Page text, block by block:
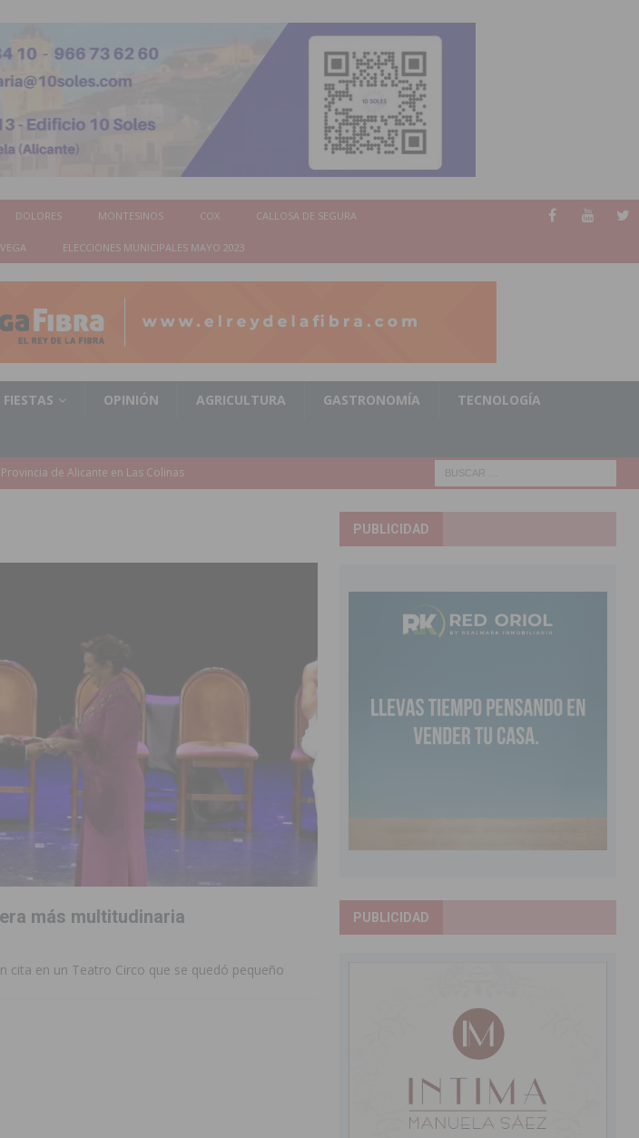
DOLORES MONTESINOS COX CALLOSA DE SEGURA
ELECCIONES MUNICIPALES MAYO 2023
FIESTAS OPINIÓN AGRICULTURA GASTRONOMÍA TECNOLOGÍA
del CEIP Pascual Andreu
Plan Edificant
vehículos de alta gama mediante la
a través de seis programas
de sus barrancos
TORREVIEJA
2026
bonificaciones’
referente ganadero de la CV
Fundación Biodiversidad
de Alicante en Las Colinas
más multitudinaria
cita en un Teatro Circo que se quedó pequeño
PUBLICIDAD
PUBLICIDAD